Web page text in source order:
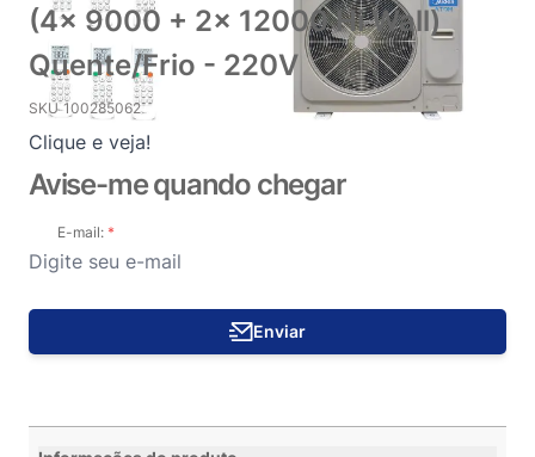
(4x 9000 + 2x 12000 Hi Wall)
Quente/Frio - 220V
SKU 100285062
Clique e veja!
Avise-me quando chegar
E-mail:
Enviar